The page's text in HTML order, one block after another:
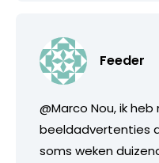
Feeder
@Marco Nou, ik
beeldadvertenties
soms weken